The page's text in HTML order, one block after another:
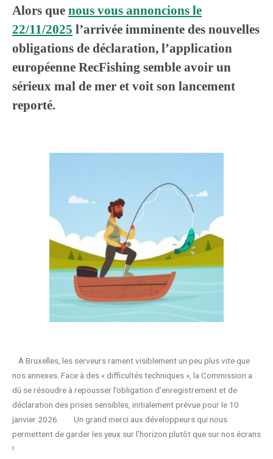
Alors que nous vous annoncions le
22/11/2025 l’arrivée imminente des nouvelles
obligations de déclaration, l’application
européenne RecFishing semble avoir un
sérieux mal de mer et voit son lancement
reporté.
À Bruxelles, les serveurs rament visiblement un peu plus vite que
nos annexes. Face à des « difficultés techniques », la Commission a
dû se résoudre à repousser l’obligation d’enregistrement et de
déclaration des prises sensibles, initialement prévue pour le 10
janvier 2026. Un grand merci aux développeurs qui nous
permettent de garder les yeux sur l’horizon plutôt que sur nos écrans
!